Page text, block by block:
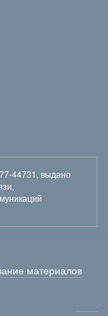
44731, выдано
материалов